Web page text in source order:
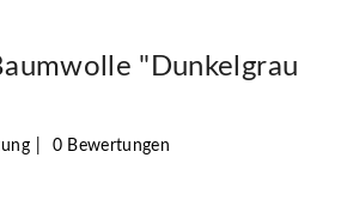
"Dunkelgrau
0 Bewertungen